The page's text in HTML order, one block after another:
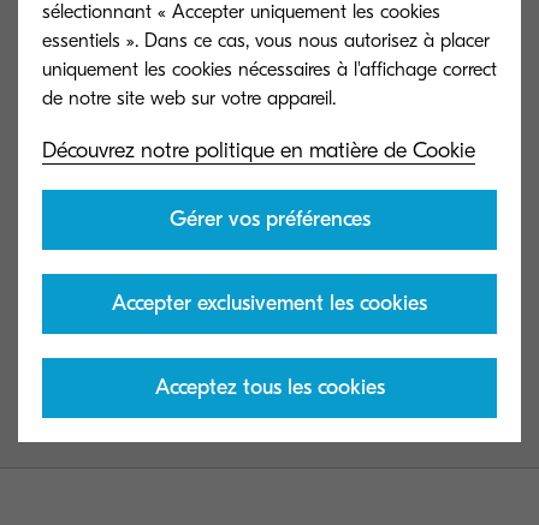
Conditions d'utilisation
Gouvernance
Dispositions légales
Gérer vos Cookies
Presse
© KYOCERA Document Solutions Belgium N.V.
sélectionnant « Accepter uniquement les cookies
essentiels ». Dans ce cas, vous nous autorisez à placer
uniquement les cookies nécessaires à l'affichage correct
Découvrez notre politique en matière de Cookie
Gérer vos préférences
Accepter exclusivement les cookies
essentiels
Acceptez tous les cookies